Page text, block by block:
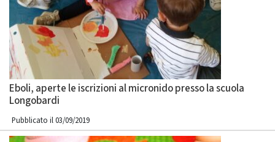
Eboli, aperte le iscrizioni al micronido presso la scuola
Longobardi
Pubblicato il 03/09/2019